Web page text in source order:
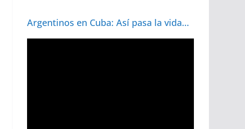
Argentinos en Cuba: Así pasa la vida…